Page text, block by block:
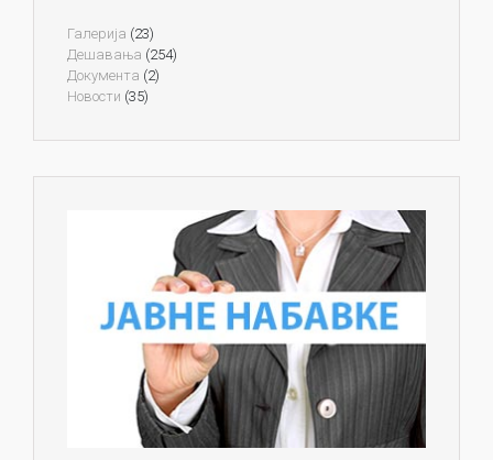
Галерија (23)
Дешавања (254)
Документа (2)
Новости (35)